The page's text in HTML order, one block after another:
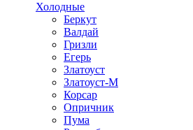
Холодные
Беркут
Валдай
Гризли
Егерь
Златоуст
Златоуст-М
Корсар
Опричник
Пума